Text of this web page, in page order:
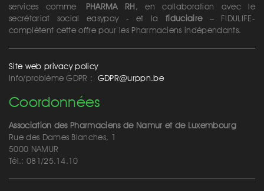
services comme PHARMA RH, en collaboration avec le
secrétariat social easypay - et lafiduciaire– FIDULIFE-
complètent cette offre pour les Pharmaciens indépendants.
Site web privacy policy
Info/problème GDPR : GDPR@urppn.be
Coordonnées
Association des Pharmaciens de Namur et de Luxembourg
Rue des Dames Blanches, 1
5000 NAMUR
Tél.: 081/25.14.10